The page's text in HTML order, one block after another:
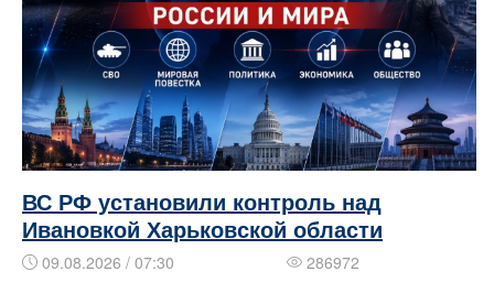
ВС РФ установили контроль над
Ивановкой Харьковской области
09.08.2026 / 07:30 286972